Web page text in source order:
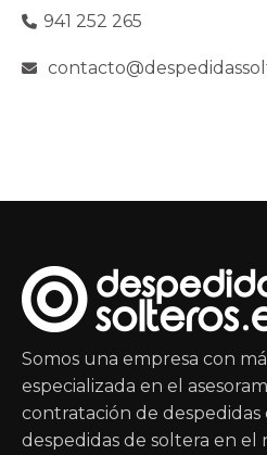
941 252 265
Somos una empresa con
especializada en el
contratación de despedidas
despedidas de soltera en el